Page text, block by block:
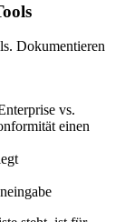
Dokumentieren
vs.
einen